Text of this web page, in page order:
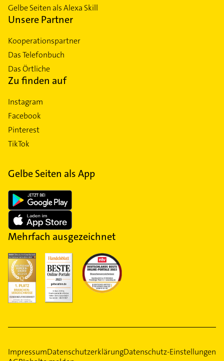
Gelbe Seiten als Alexa Skill
Unsere Partner
Kooperationspartner
Das Telefonbuch
Das Örtliche
Zu finden auf
Instagram
Facebook
Pinterest
TikTok
Gelbe Seiten als App
Mehrfach ausgezeichnet
ImpressumDatenschutzerklärungDatenschutz-Einstellungen